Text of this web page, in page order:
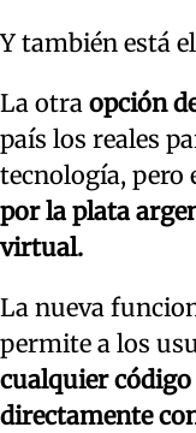
Y también está
La otra opción
país los reales
tecnología, pero
por la plata
virtual.
La nueva
permite a los
cualquier
directamente